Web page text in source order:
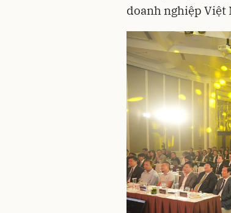
doanh nghiệp Việt